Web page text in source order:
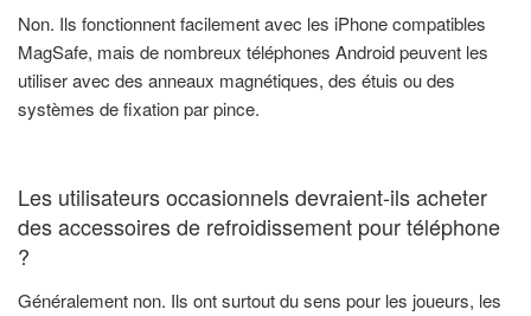
Non. Ils fonctionnent facilement avec les iPhone compatibles
MagSafe, mais de nombreux téléphones Android peuvent les
utiliser avec des anneaux magnétiques, des étuis ou des
systèmes de fixation par pince.
Les utilisateurs occasionnels devraient-ils acheter
des accessoires de refroidissement pour téléphone
?
Généralement non. Ils ont surtout du sens pour les joueurs, les